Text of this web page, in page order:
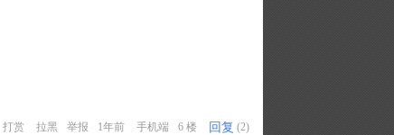
打赏 拉黑 举报 1年前 手机端 6 楼 回复 (2)